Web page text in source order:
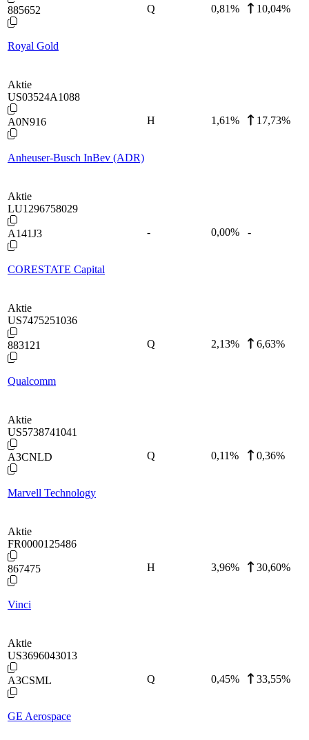
885652
Royal Gold
Q 0,81% 10,04%
Aktie
US03524A1088
A0N916
Anheuser-Busch InBev (ADR)
H 1,61% 17,73%
Aktie
LU1296758029
A141J3
CORESTATE Capital
- 0,00% -
Aktie
US7475251036
883121
Qualcomm
Q 2,13% 6,63%
Aktie
US5738741041
A3CNLD
Marvell Technology
Q 0,11% 0,36%
Aktie
FR0000125486
867475
Vinci
H 3,96% 30,60%
Aktie
US3696043013
A3CSML
GE Aerospace
Q 0,45% 33,55%